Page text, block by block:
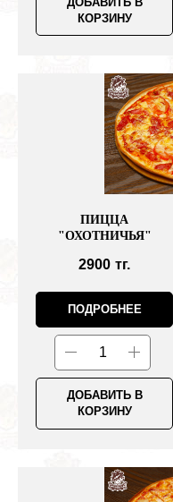
КОРЗИНУ
ПИЦЦА
"ОХОТНИЧЬЯ"
2900 тг.
ПОДРОБНЕЕ
ДОБАВИТЬ В
КОРЗИНУ